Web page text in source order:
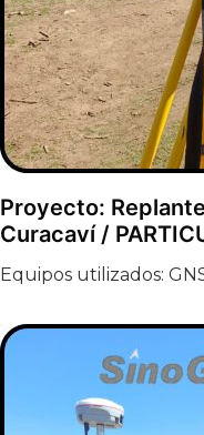
Proyecto:
Curacaví /
Equipos utilizados: